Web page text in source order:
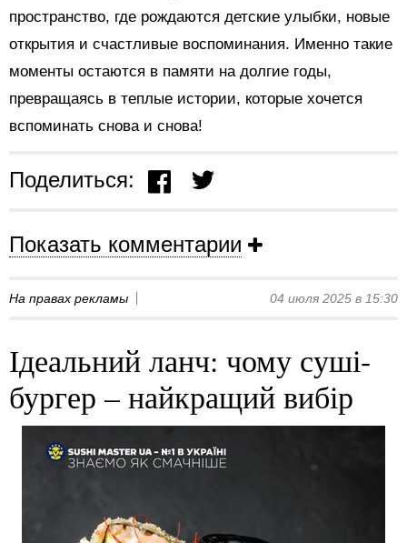
пространство, где рождаются детские улыбки, новые
открытия и счастливые воспоминания. Именно такие
моменты остаются в памяти на долгие годы,
превращаясь в теплые истории, которые хочется
вспоминать снова и снова!
Поделиться:
Показать комментарии
На правах рекламы 04 июля 2025 в 15:30
Ідеальний ланч: чому суші-
бургер – найкращий вибір